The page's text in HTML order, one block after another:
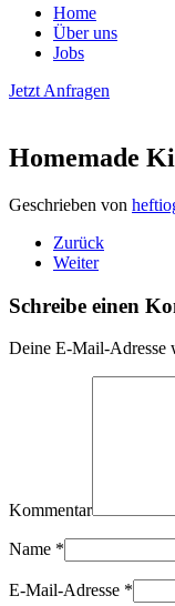
Home
Über uns
Jobs
Jetzt Anfragen
Homemade
Geschrieben von
Zurück
Weiter
Schreibe einen
Deine E-Mail-Adresse
Kommentar
Name *
E-Mail-Adresse *